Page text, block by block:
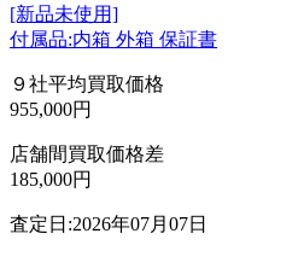
[新品未使用]
付属品:内箱 外箱 保証書
９社平均買取価格
955,000円
店舗間買取価格差
185,000円
査定日:2026年07月07日